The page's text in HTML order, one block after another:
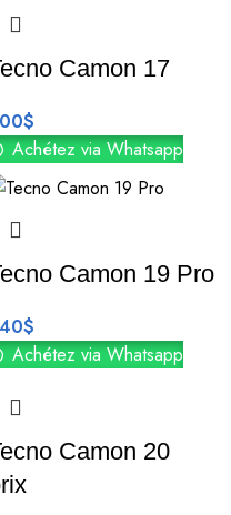
Camon 17
$
Achétez via Whatsapp
Camon 19 Pro
$
Achétez via Whatsapp
Camon 20